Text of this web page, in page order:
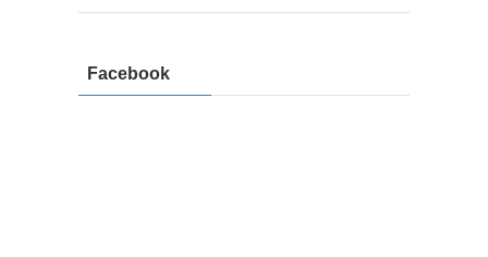
Facebook